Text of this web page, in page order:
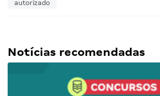
autorizado
Notícias recomendadas